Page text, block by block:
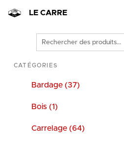
LE CARRE
Rechercher
des
produits
CATÉGORIES
Bardage (37)
Bois (1)
Carrelage (64)